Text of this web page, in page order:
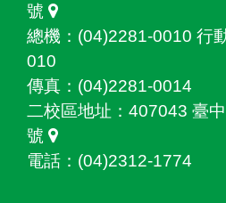
號
總機：(04)2281-0010 行
010
傳真：(04)2281-0014
二校區地址： 407043 臺
號
電話：(04)2312-1774